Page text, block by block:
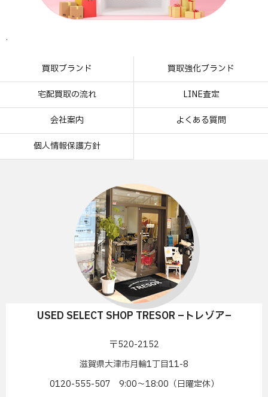
.
買取ブランド 買取強化ブランド
宅配買取の流れ LINE査定
会社案内 よくある質問
個人情報保護方針
USED SELECT SHOP TRESOR –トレゾア–
〒520-2152
滋賀県大津市月輪1丁目11-8
0120-555-507 9:00〜18:00（日曜定休）